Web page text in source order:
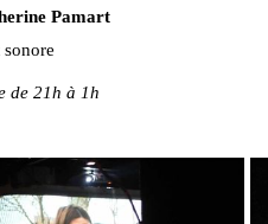
Pamart
de 21h à 1h